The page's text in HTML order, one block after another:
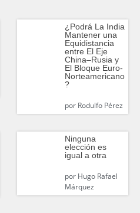
¿Podrá La India
Mantener una
Equidistancia
entre El Eje
China–Rusia y
El Bloque Euro-
Norteamericano
?
porRodulfo Pérez
Ninguna
elección es
igual a otra
porHugo Rafael
Márquez